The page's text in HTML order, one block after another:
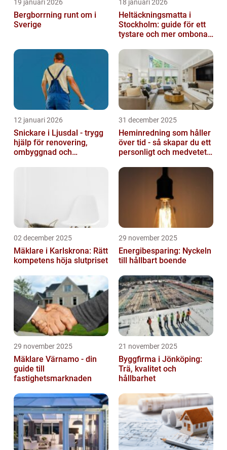
19 januari 2026
Bergborrning runt om i
Sverige
18 januari 2026
Heltäckningsmatta i
Stockholm: guide för ett
tystare och mer ombonat
12 januari 2026
Snickare i Ljusdal - trygg
hjälp för renovering,
ombyggnad och
31 december 2025
Heminredning som håller
över tid - så skapar du ett
personligt och medvetet
02 december 2025
Mäklare i Karlskrona: Rätt
kompetens höja slutpriset
29 november 2025
Energibesparing: Nyckeln
till hållbart boende
29 november 2025
Mäklare Värnamo - din
guide till
fastighetsmarknaden
21 november 2025
Byggfirma i Jönköping:
Trä, kvalitet och
hållbarhet